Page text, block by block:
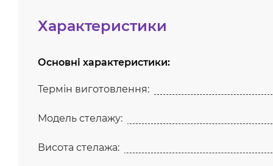
Характеристики
Основні характеристики:
Термін виготовлення:
Модель стелажу:
Висота стелажа: